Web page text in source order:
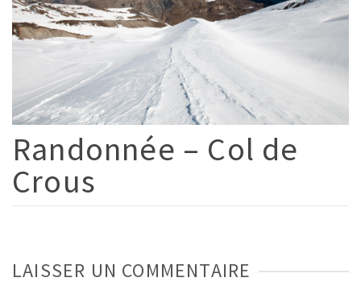
Randonnée – Col de
Crous
LAISSER UN COMMENTAIRE